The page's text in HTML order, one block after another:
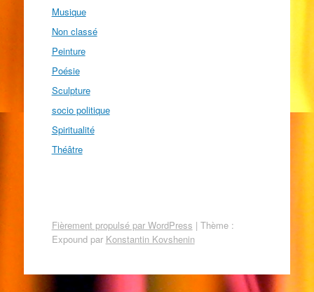
Musique
Non classé
Peinture
Poésie
Sculpture
socio politique
Spiritualité
Théâtre
Fièrement propulsé par WordPress | Thème :
Expound par Konstantin Kovshenin